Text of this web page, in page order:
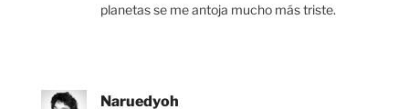
planetas se me antoja mucho más triste.
Naruedyoh